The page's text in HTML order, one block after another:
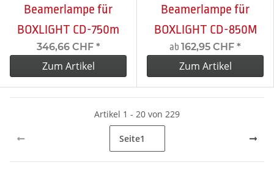
Beamerlampe für
BOXLIGHT CD-750m
346,66 CHF *
Zum Artikel
Beamerlampe für
BOXLIGHT CD-850M
ab 162,95 CHF *
Zum Artikel
Artikel 1 - 20 von 229
Seite1